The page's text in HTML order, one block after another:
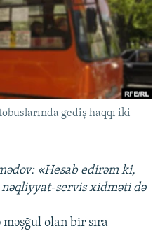
gediş haqqı iki
«Hesab edirəm ki,
servis xidməti də
məşğul olan bir sıra